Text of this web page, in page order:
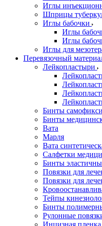
Иглы
Шприцы
Иглы бабочки
Иглы
Иглы
Иглы для
Перевязочный
Лейкопластыри
Бинты
Бинты
Вата
Марля
Вата
Салфетки
Бинты
Повязки для
Повязки для
Тейпы
Бинты
Рулонные
Инцизная пленка